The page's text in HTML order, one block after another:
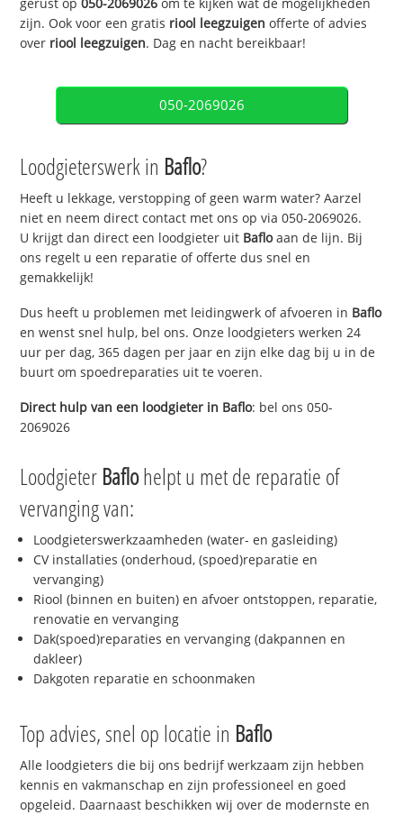
zijn. Ook voor een gratis riool leegzuigen offerte of advies
over riool leegzuigen. Dag en nacht bereikbaar!
050-2069026
Loodgieterswerk in Baflo?
Heeft u lekkage, verstopping of geen warm water? Aarzel
niet en neem direct contact met ons op via 050-2069026.
U krijgt dan direct een loodgieter uit Bafloaan de lijn. Bij
ons regelt u een reparatie of offerte dus snel en
gemakkelijk!
Dus heeft u problemen met leidingwerk of afvoeren in Baflo
en wenst snel hulp, bel ons. Onze loodgieters werken 24
uur per dag, 365 dagen per jaar en zijn elke dag bij u in de
buurt om spoedreparaties uit te voeren.
Direct hulp van een loodgieter in Baflo: bel ons 050-
2069026
Loodgieter Baflohelpt u met de reparatie of
vervanging van:
Loodgieterswerkzaamheden (water- en gasleiding)
CV installaties (onderhoud, (spoed)reparatie en
vervanging)
Riool (binnen en buiten) en afvoer ontstoppen, reparatie,
renovatie en vervanging
Dak(spoed)reparaties en vervanging (dakpannen en
dakleer)
Dakgoten reparatie en schoonmaken
Top advies, snel op locatie in Baflo
Alle loodgieters die bij ons bedrijf werkzaam zijn hebben
kennis en vakmanschap en zijn professioneel en goed
opgeleid. Daarnaast beschikken wij over de modernste en